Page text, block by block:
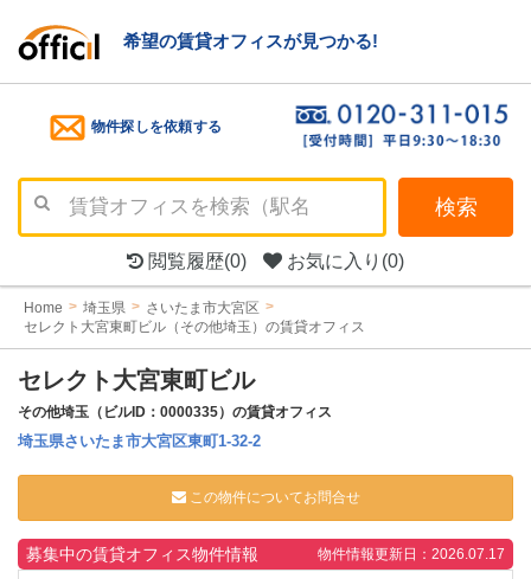
希望の賃貸オフィスが見つかる!
物件探しを依頼する
検索
閲覧履歴(0) お気に入り (0)
Home 埼玉県
さいたま市大宮区
セレクト大宮東町ビル（その他埼玉）の賃貸オフィス
セレクト大宮東町ビル
その他埼玉（ビルID：0000335）の賃貸オフィス
埼玉県さいたま市大宮区東町1-32-2
この物件についてお問合せ
募集中の賃貸オフィス物件情報 物件情報更新日：2026.07.17